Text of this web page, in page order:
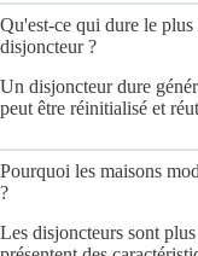
Qu'est-ce qui dure le
disjoncteur ?
Un disjoncteur dure
peut être réinitialisé et
Pourquoi les maisons
?
Les disjoncteurs sont